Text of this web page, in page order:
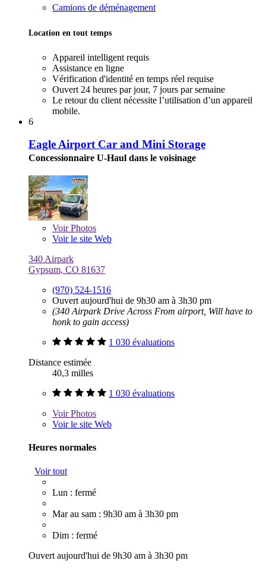
Camions de déménagement
Location en tout temps
Appareil intelligent requis
Assistance en ligne
Vérification d'identité en temps réel requise
Ouvert 24 heures par jour, 7 jours par semaine
Le retour du client nécessite l’utilisation d’un appareil
mobile.
6
Eagle Airport Car and Mini Storage
Concessionnaire U-Haul dans le voisinage
VoirPhotos
Voir le site Web
340 Airpark
Gypsum, CO 81637
(970) 524-1516
Ouvert aujourd'hui de 9h30 am à 3h30 pm
(340 Airpark Drive Across From airport, Will have to
honk to gain access)
1 030 évaluations
Distance estimée
40,3 milles
1 030 évaluations
VoirPhotos
Voir le site Web
Heures normales
Voir tout
Lun : fermé
Mar au sam : 9h30 am à 3h30 pm
Dim : fermé
Ouvert aujourd'hui de 9h30 am à 3h30 pm